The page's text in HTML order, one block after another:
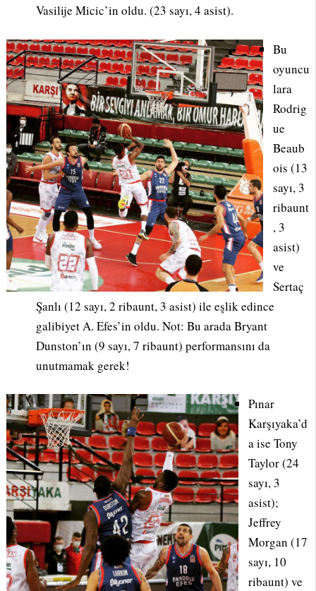
Vasilije Micic’in oldu. (23 sayı, 4 asist).
Bu
oyuncu
lara
Rodrig
ue
Beaub
ois (13
sayı, 3
ribaunt
, 3
asist)
ve
Sertaç
Şanlı (12 sayı, 2 ribaunt, 3 asist) ile eşlik edince
galibiyet A. Efes’in oldu. Not: Bu arada Bryant
Dunston’ın (9 sayı, 7 ribaunt) performansını da
unutmamak gerek!
Pınar
Karşıyaka’d
a ise Tony
Taylor (24
sayı, 3
asist);
Jeffrey
Morgan (17
sayı, 10
ribaunt) ve